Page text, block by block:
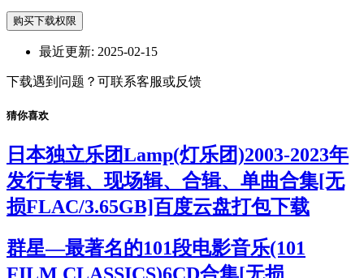
购买下载权限
最近更新: 2025-02-15
下载遇到问题？可联系客服或反馈
猜你喜欢
日本独立乐团Lamp(灯乐团)2003-2023年
发行专辑、现场辑、合辑、单曲合集[无
损FLAC/3.65GB]百度云盘打包下载
群星—最著名的101段电影音乐(101